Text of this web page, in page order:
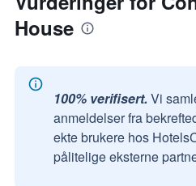
House
100% verifisert. Vi
anmeldelser fra
ekte brukere hos
pålitelige eksterne